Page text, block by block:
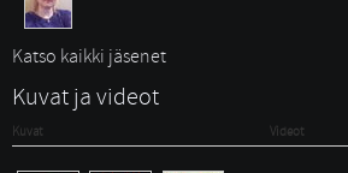
Katso kaikki jäsenet
Kuvat ja videot
Kuvat Videot